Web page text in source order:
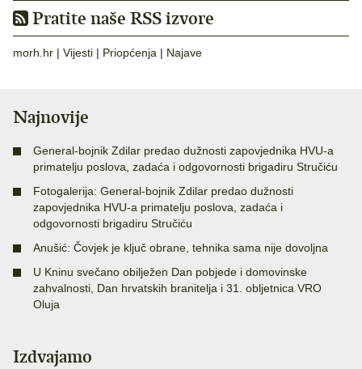
Pratite naše RSS izvore
morh.hr | Vijesti | Priopćenja | Najave
Najnovije
General-bojnik Zdilar predao dužnosti zapovjednika HVU-a
primatelju poslova, zadaća i odgovornosti brigadiru Stručiću
Fotogalerija: General-bojnik Zdilar predao dužnosti
zapovjednika HVU-a primatelju poslova, zadaća i
odgovornosti brigadiru Stručiću
Anušić: Čovjek je ključ obrane, tehnika sama nije dovoljna
U Kninu svečano obilježen Dan pobjede i domovinske
zahvalnosti, Dan hrvatskih branitelja i 31. obljetnica VRO
Oluja
Izdvajamo